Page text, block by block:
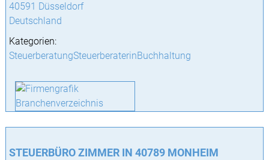
40591 Düsseldorf
Deutschland
Kategorien:
SteuerberatungSteuerberaterinBuchhaltung
STEUERBÜRO ZIMMER IN 40789 MONHEIM